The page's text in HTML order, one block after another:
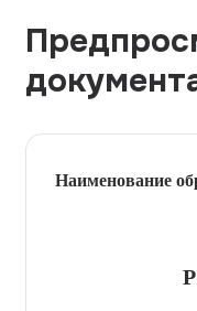
Наименование